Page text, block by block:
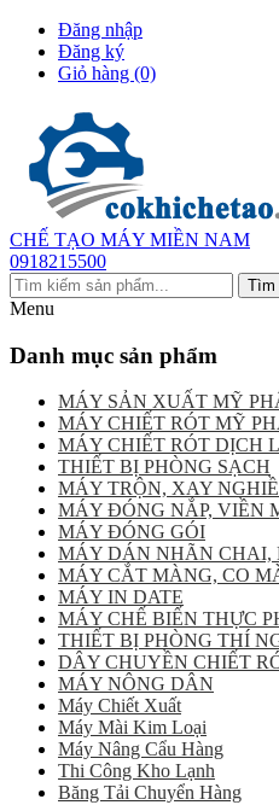
Đăng nhập
Đăng ký
Giỏ hàng (0)
CHẾ TẠO MÁY MIỀN NAM
0918215500
Menu
Danh mục sản phẩm
MÁY SẢN XUẤT MỸ
MÁY CHIẾT RÓT MỸ
MÁY CHIẾT RÓT DỊCH
THIẾT BỊ PHÒNG SẠCH
MÁY TRỘN, XAY
MÁY ĐÓNG NẮP, VIỀN
MÁY ĐÓNG GÓI
MÁY DÁN NHÃN CHAI,
MÁY CẮT MÀNG, CO
MÁY IN DATE
MÁY CHẾ BIẾN THỰC
THIẾT BỊ PHÒNG THÍ
DÂY CHUYỀN CHIẾT
MÁY NÔNG DÂN
Máy Chiết Xuất
Máy Mài Kim Loại
Máy Nâng Cẩu Hàng
Thi Công Kho Lạnh
Băng Tải Chuyển Hàng